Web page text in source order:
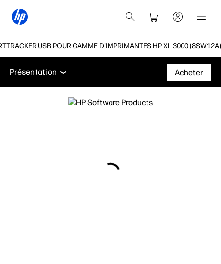
USB POUR GAMME D'IMPRIMANTES HP XL 3000 (8SW12A)
Présentation Accessoires
Assistance
Présentation
Acheter